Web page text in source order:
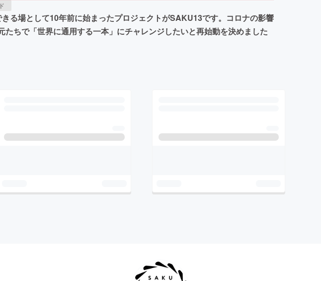
る場として10年前に始まったプロジェクトがSAKU13です。コロナの影響
ちで「世界に通用する一本」にチャレンジしたいと再始動を決めました